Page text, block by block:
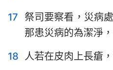
17
祭司要察看，災病
那患災病的為潔淨
18 人若在皮肉上長瘡